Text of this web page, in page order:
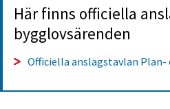
Här finns officiella
bygglovsärenden
Officiella anslagstavlan Plan-